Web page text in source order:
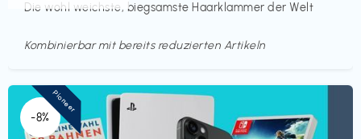
Die wohl weichste, biegsamste Haarklammer der Welt
Kombinierbar mit bereits reduzierten Artikeln
-8%
Pioneer